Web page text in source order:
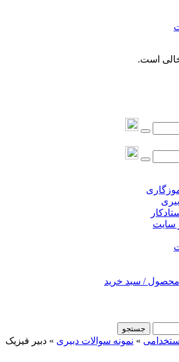
است.
سایت
/ سبد خرید
جستجو
» نمونه سوالات دبیری » دبیر فیزیک